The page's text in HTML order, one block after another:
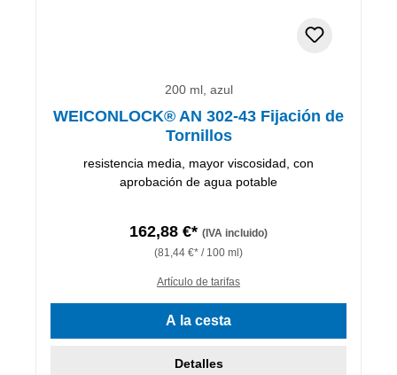
200 ml, azul
WEICONLOCK® AN 302-43 Fijación de
Tornillos
resistencia media, mayor viscosidad, con
aprobación de agua potable
162,88 €* (IVA incluido)
(81,44 €* / 100 ml)
Artículo de tarifas
A la cesta
Detalles